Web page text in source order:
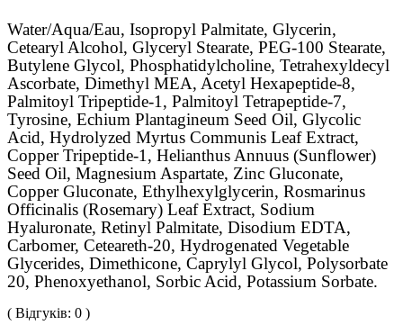
Water/Aqua/Eau, Isopropyl Palmitate, Glycerin,
Cetearyl Alcohol, Glyceryl Stearate, PEG-100 Stearate,
Butylene Glycol, Phosphatidylcholine, Tetrahexyldecyl
Ascorbate, Dimethyl MEA, Acetyl Hexapeptide-8,
Palmitoyl Tripeptide-1, Palmitoyl Tetrapeptide-7,
Tyrosine, Echium Plantagineum Seed Oil, Glycolic
Acid, Hydrolyzed Myrtus Communis Leaf Extract,
Copper Tripeptide-1, Helianthus Annuus (Sunflower)
Seed Oil, Magnesium Aspartate, Zinc Gluconate,
Copper Gluconate, Ethylhexylglycerin, Rosmarinus
Officinalis (Rosemary) Leaf Extract, Sodium
Hyaluronate, Retinyl Palmitate, Disodium EDTA,
Carbomer, Ceteareth-20, Hydrogenated Vegetable
Glycerides, Dimethicone, Caprylyl Glycol, Polysorbate
20, Phenoxyethanol, Sorbic Acid, Potassium Sorbate.
( Відгуків: 0 )